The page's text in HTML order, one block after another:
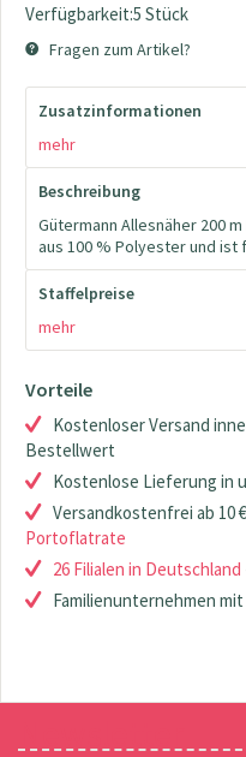
Verfügbarkeit:5 Stück
Fragen zum Artikel?
Zusatzinformationen
mehr
Beschreibung
Gütermann Allesnäher 200
aus 100 % Polyester und ist
Staffelpreise
mehr
Vorteile
Kostenloser Versand
Bestellwert
Kostenlose Lieferung in
Versandkostenfrei ab
Portoflatrate
26 Filialen in Deutschland
Familienunternehmen